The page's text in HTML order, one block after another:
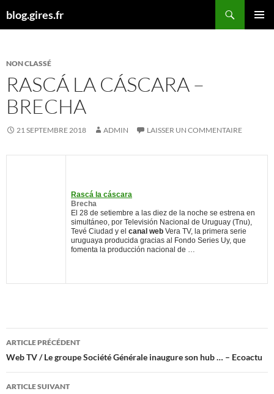
aublog.gires.fr
NON CLASSÉ
RASCÁ LA CÁSCARA –
BRECHA
21 SEPTEMBRE 2018 ADMIN LAISSER UN COMMENTAIRE
Rascá la cáscara
Brecha
El 28 de setiembre a las diez de la noche se estrena en
simultáneo, por Televisión Nacional de Uruguay (Tnu),
Tevé Ciudad y el canal web Vera TV, la primera serie
uruguaya producida gracias al Fondo Series Uy, que
fomenta la producción nacional de …
Navigation
des
articles
ARTICLE PRÉCÉDENT
Web TV / Le groupe Société Générale inaugure son hub … – Ecoactu
ARTICLE SUIVANT